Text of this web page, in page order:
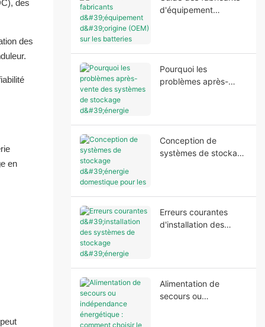
des
des
en
d'équipement
besoin avant le
lancement de la
Pourquoi les
problèmes après-
avant l'installation
Conception de
systèmes de stockage
Erreurs courantes
d'installation des
sécurité du système
Alimentation de
secours ou